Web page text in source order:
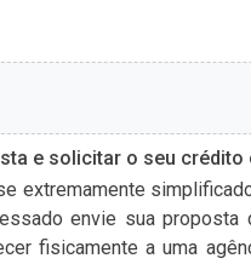
e solicitar o seu crédito
extremamente
envie sua proposta
fisicamente a uma